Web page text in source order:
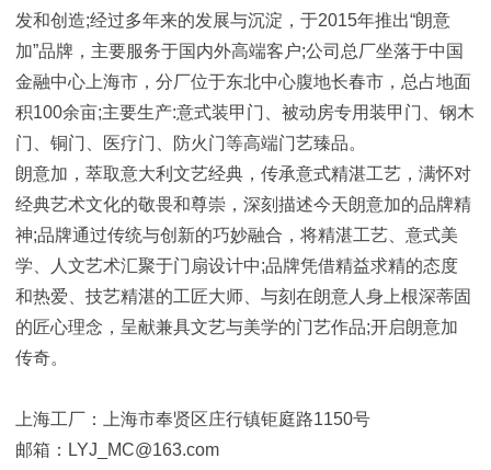
发和创造;经过多年来的发展与沉淀，于2015年推出“朗意
加”品牌，主要服务于国内外高端客户;公司总厂坐落于中国
金融中心上海市，分厂位于东北中心腹地长春市，总占地面
积100余亩;主要生产:意式装甲门、被动房专用装甲门、钢木
门、铜门、医疗门、防火门等高端门艺臻品。
朗意加，萃取意大利文艺经典，传承意式精湛工艺，满怀对
经典艺术文化的敬畏和尊崇，深刻描述今天朗意加的品牌精
神;品牌通过传统与创新的巧妙融合，将精湛工艺、意式美
学、人文艺术汇聚于门扇设计中;品牌凭借精益求精的态度
和热爱、技艺精湛的工匠大师、与刻在朗意人身上根深蒂固
的匠心理念，呈献兼具文艺与美学的门艺作品;开启朗意加
传奇。
上海工厂：上海市奉贤区庄行镇钜庭路1150号
邮箱：LYJ_MC@163.com